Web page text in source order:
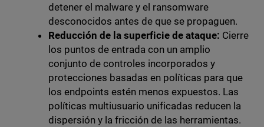
detener el malware y el ransomware
desconocidos antes de que se propaguen.
Reducción de la superficie de ataque: Cierre
los puntos de entrada con un amplio
conjunto de controles incorporados y
protecciones basadas en políticas para que
los endpoints estén menos expuestos. Las
políticas multiusuario unificadas reducen la
dispersión y la fricción de las herramientas.